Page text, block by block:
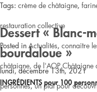
Tags: crème de châtaigne,
restauration collective
Posted in Actualités, connaitre
châtaigne, de l'AOP Châtaigne
personnes,un plat pour
Dessert « Blanc-
bourdaloue »
lundi, décembre 13th, 2021
INGRÉDIENTS pour 100